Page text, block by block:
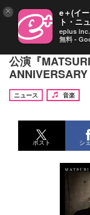
ZAZEN BOYS
公演『
ニュース
音楽
ポスト シ
× e＋(イ
ト・ニ
eplus inc.
無料 -